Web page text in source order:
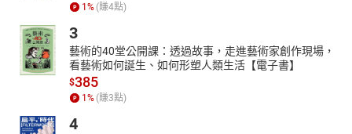
1% (賺4點)
3
藝術的40堂公開課：透過故事，走進藝術家創作現場，
看藝術如何誕生、如何形塑人類生活【電子書】
$385
1% (賺3點)
4